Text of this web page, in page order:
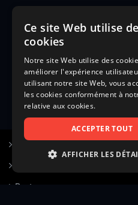
Poster une annonce
Ce site Web utilise
cookies
Notre site Web utilise des
améliorer l'expérience
utilisant notre site Web, vous
les cookies conformément à
relative aux cookies.
ACCEPTER TOUT
AFFICHER LES